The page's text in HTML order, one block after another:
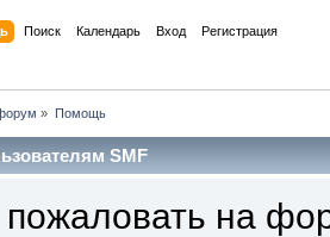
Поиск Календарь Вход Регистрация
» Помощь
SMF
на